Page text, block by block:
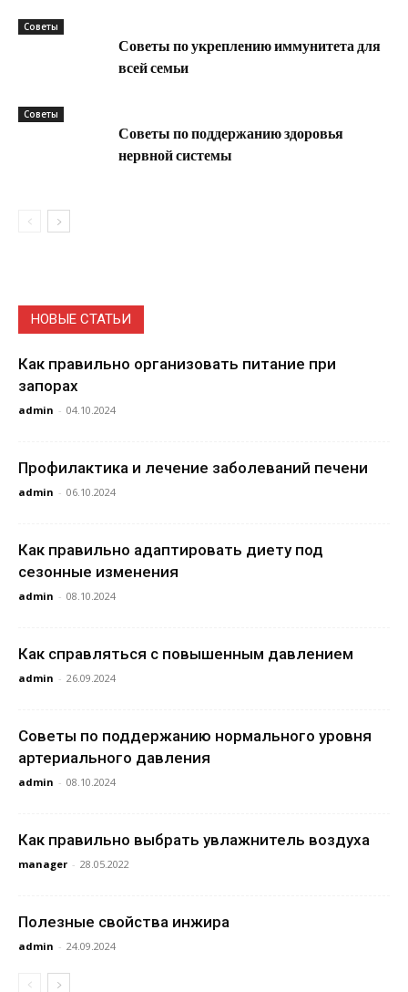
Советы
Советы по укреплению иммунитета для
всей семьи
Советы
Советы по поддержанию здоровья
нервной системы
НОВЫЕ СТАТЬИ
Как правильно организовать питание при
запорах
admin - 04.10.2024
Профилактика и лечение заболеваний печени
admin - 06.10.2024
Как правильно адаптировать диету под
сезонные изменения
admin - 08.10.2024
Как справляться с повышенным давлением
admin - 26.09.2024
Советы по поддержанию нормального уровня
артериального давления
admin - 08.10.2024
Как правильно выбрать увлажнитель воздуха
manager - 28.05.2022
Полезные свойства инжира
admin - 24.09.2024